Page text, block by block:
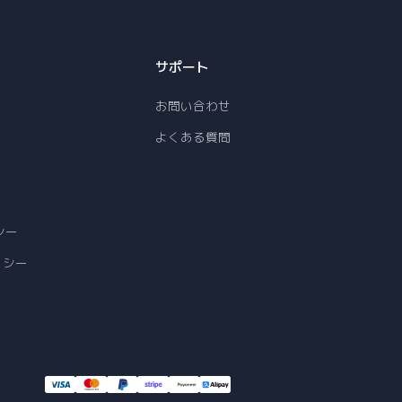
ー
ー
サポート
お問い合わせ
よくある質問